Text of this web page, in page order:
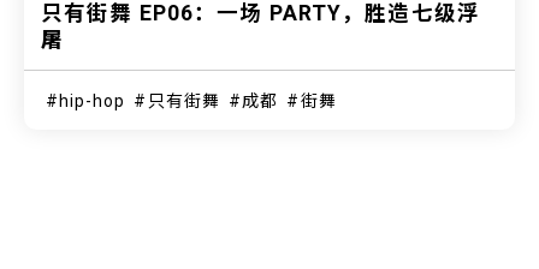
只有街舞 EP06：一场 PARTY，胜造七级浮
屠
hip-hop 只有街舞 成都 街舞